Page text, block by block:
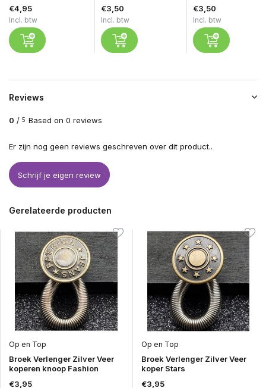
€4,95
Incl. btw
€3,50
Incl. btw
€3,50
Incl. btw
Reviews
0 / 5 Based on 0 reviews
Er zijn nog geen reviews geschreven over dit product..
Schrijf je eigen review
Gerelateerde producten
Op en Top
Broek Verlenger Zilver Veer
koperen knoop Fashion
€3,95
Op en Top
Broek Verlenger Zilver Veer
koper Stars
€3,95